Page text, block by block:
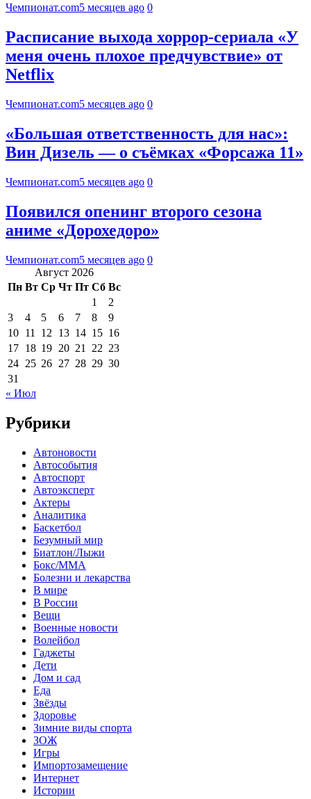
Чемпионат.com5 месяцев ago 0
Расписание выхода хоррор-сериала «У
меня очень плохое предчувствие» от
Netflix
Чемпионат.com5 месяцев ago 0
«Большая ответственность для нас»:
Вин Дизель — о съёмках «Форсажа 11»
Чемпионат.com5 месяцев ago 0
Появился опенинг второго сезона
аниме «Дорохедоро»
Чемпионат.com5 месяцев ago 0
Август 2026
Пн Вт Ср Чт Пт Сб Вс
1
2
3
4 5 6 7 8
9
10 11 12 13 14 15 16
17 18 19 20 21 22 23
24 25 26 27 28 29 30
31
« Июл
Рубрики
Автоновости
Автособытия
Автоспорт
Автоэксперт
Актеры
Аналитика
Баскетбол
Безумный мир
Биатлон/Лыжи
Бокс/MMA
Болезни и лекарства
В мире
В России
Вещи
Военные новости
Волейбол
Гаджеты
Дети
Дом и сад
Еда
Звёзды
Здоровье
Зимние виды спорта
ЗОЖ
Игры
Импортозамещение
Интернет
Истории